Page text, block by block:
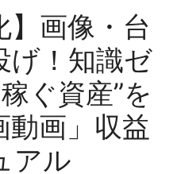
】画像・台
げ！知識ゼ
ぐ資産”を
動画」収益
アル